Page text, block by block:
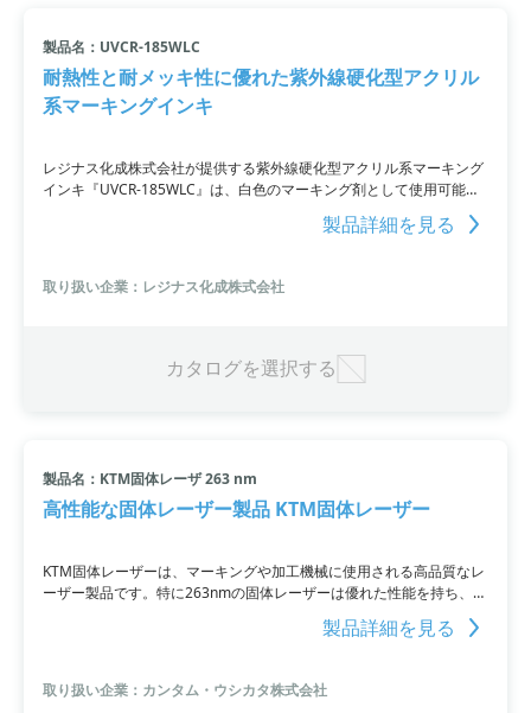
製品名：UVCR-185WLC
耐熱性と耐メッキ性に優れた紫外線硬化型アクリル
系マーキングインキ
レジナス化成株式会社が提供する紫外線硬化型アクリル系マーキング
インキ『UVCR-185WLC』は、白色のマーキング剤として使用可能で
す。耐熱性や耐メッキ性に優れ、密着性や電気絶縁特性も高いため、
製品詳細を見る
取り扱い企業：レジナス化成株式会社
カタログを選択する
製品名：KTM固体レーザ 263 nm
高性能な固体レーザー製品 KTM固体レーザー
KTM固体レーザーは、マーキングや加工機械に使用される高品質なレ
ーザー製品です。特に263nmの固体レーザーは優れた性能を持ち、精
製品詳細を見る
取り扱い企業：カンタム・ウシカタ株式会社